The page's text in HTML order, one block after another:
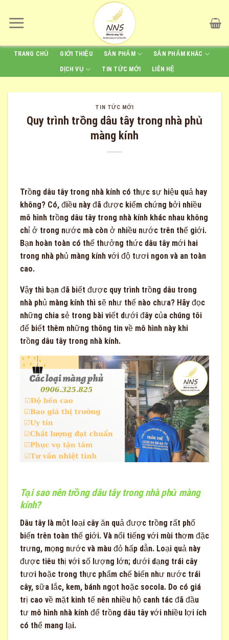
content
TRANG CHỦ GIỚI THIỆU SẢN PHẨM SẢN PHẨM KHÁC
DỊCH VỤ TIN TỨC MỚI LIÊN HỆ
TIN TỨC MỚI
Quy trình trồng dâu tây trong nhà phủ
màng kính
Trồng dâu tây trong nhà kính có thực sự hiệu quả hay
không? Có, điều này đã được kiểm chứng bởi nhiều
mô hình trồng dâu tây trong nhà kính khác nhau không
chỉ ở trong nước mà còn ở nhiều nước trên thế giới.
Bạn hoàn toàn có thể thưởng thức dâu tây mới hai
trong nhà phủ màng kính với độ tươi ngon và an toàn
cao.
Vậy thì bạn đã biết được quy trình trồng dâu trong
nhà phủ màng kính thì sẽ như thế nào chưa? Hãy đọc
những chia sẻ trong bài viết dưới đây của chúng tôi
để biết thêm những thông tin về mô hình này khi
trồng dâu tây trong nhà kính.
Tại sao nên trồng dâu tây trong nhà phủ màng
kính?
Dâu tây là một loại cây ăn quả được trồng rất phổ
biến trên toàn thế giới. Và nổi tiếng với mùi thơm đặc
trưng, ​​mọng nước và màu đỏ hấp dẫn. Loại quả này
được tiêu thị với số lượng lớn; dưới dạng trái cây
tươi hoặc trong thực phẩm chế biến như nước trái
cây, sữa lắc, kem, bánh ngọt hoặc socola. Do có giá
trị cao về mặt kinh tế nên nhiều hộ canh tác đã đầu
tư mô hình nhà kính để trồng dâu tây với nhiều lợi ích
có thể mang lại.